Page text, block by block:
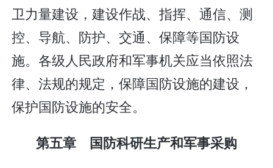
卫力量建设，建设作战、指挥、通信、测
控、导航、防护、交通、保障等国防设
施。各级人民政府和军事机关应当依照法
律、法规的规定，保障国防设施的建设，
保护国防设施的安全。
第五章 国防科研生产和军事采购